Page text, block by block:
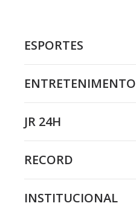
ESPORTES
ENTRETENIMENTO
JR 24H
RECORD
INSTITUCIONAL